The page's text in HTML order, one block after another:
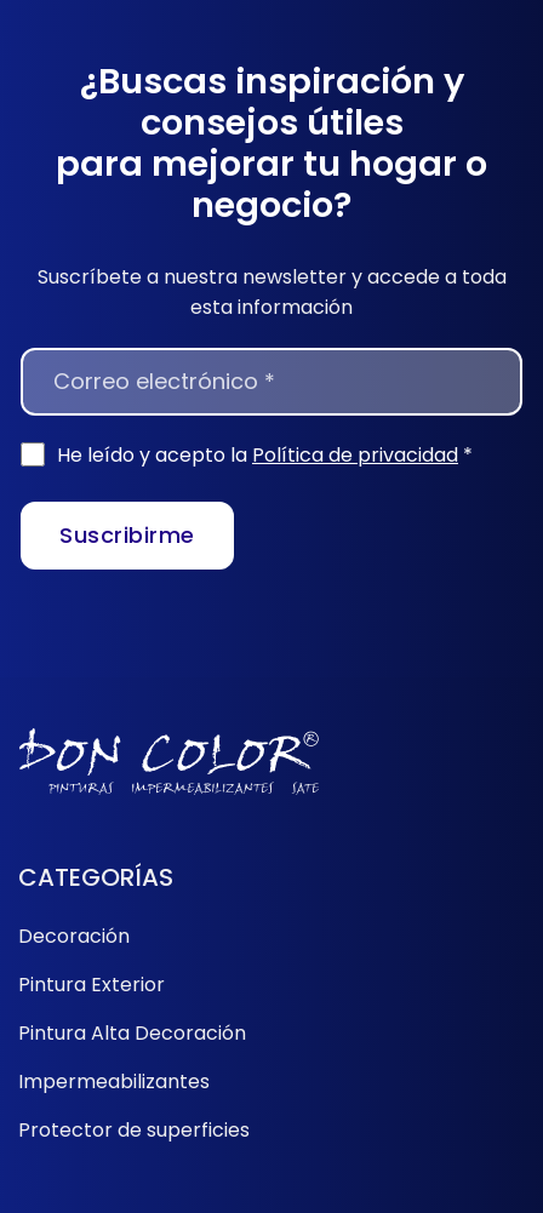
¿Buscas inspiración y
consejos útiles
para mejorar tu hogar o
negocio?
Suscríbete a nuestra newsletter y accede a toda
esta información
NEWSLETTER
He leído y acepto la Política de privacidad *
Suscribirme
CATEGORÍAS
Decoración
Pintura Exterior
Pintura Alta Decoración
Impermeabilizantes
Protector de superficies